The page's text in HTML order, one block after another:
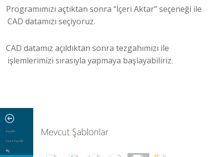
Programımızı açtıktan sonra “İçeri Aktar” seçeneği ile
CAD datamızı seçiyoruz.
CAD datamız açıldıktan sonra tezgahımızı ile
işlemlerimizi sırasıyla yapmaya başlayabiliriz.